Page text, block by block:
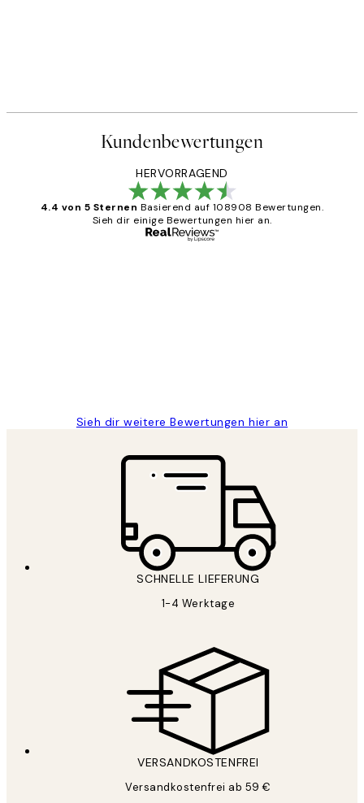
Kundenbewertungen
HERVORRAGEND
4.4 von 5 Sternen Basierend auf 108908 Bewertungen.
Sieh dir einige Bewertungen hier an.
Sieh dir weitere Bewertungen hier an
SCHNELLE LIEFERUNG
1-4 Werktage
VERSANDKOSTENFREI
Versandkostenfrei ab 59 €